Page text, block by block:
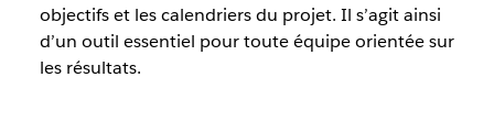
objectifs et les calendriers du projet. Il s’agit ainsi
d’un outil essentiel pour toute équipe orientée sur
les résultats.